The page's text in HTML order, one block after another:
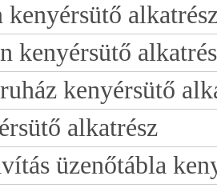
kenyérsütő
kenyérsütő
kenyérsütő
alkatrész
üzenőtábla